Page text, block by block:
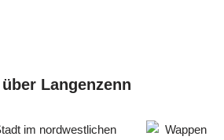
Langenzenn
im nordwestlichen